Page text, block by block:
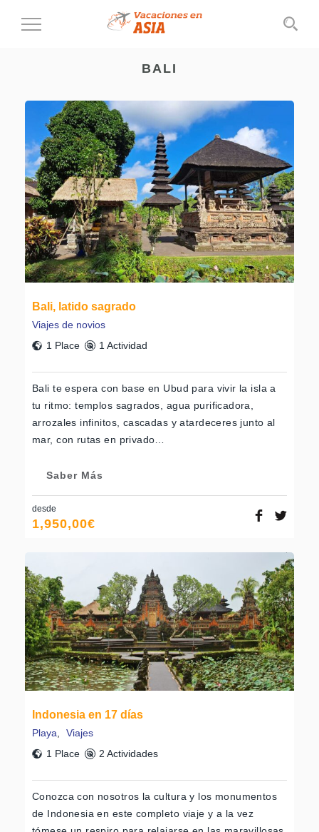
Cambiar
BALI
Bali, latido sagrado
Viajes de novios
1 Place
1 Actividad
Bali te espera con base en Ubud para vivir la isla a
tu ritmo: templos sagrados, agua purificadora,
arrozales infinitos, cascadas y atardeceres junto al
mar, con rutas en privado…
Saber Más
desde
1,950,00€
Indonesia en 17 días
Playa
Viajes
1 Place
2 Actividades
Conozca con nosotros la cultura y los monumentos
de Indonesia en este completo viaje y a la vez